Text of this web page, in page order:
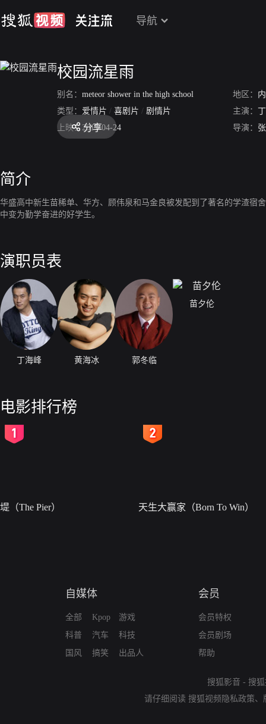
导航
校园流星雨
别名： meteor shower in the high school 地区：
类型： 爱情片 / 喜剧片 / 剧情片 主演：
上映： 2017-04-24 导演：
分享
简介
华盛高中新生苗稀单、华方、顾伟泉和马金良被发配到了著名的学渣宿
中变为勤学奋进的好学生。
演职员表
丁海峰 黄海冰 郭冬临
苗夕伦
电影排行榜
堤（The Pier） 天生大赢家（Born To Win）
自媒体
全部
科普
国风
Kpop
汽车
搞笑
游戏
科技
出品人
会员
会员特权
会员剧场
帮助
搜狐影音 - 搜
请仔细阅读 搜狐视频隐私政策、